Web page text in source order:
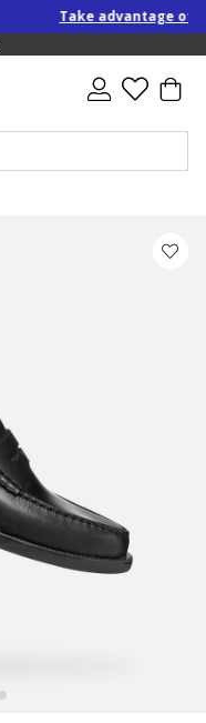
Take advantage of